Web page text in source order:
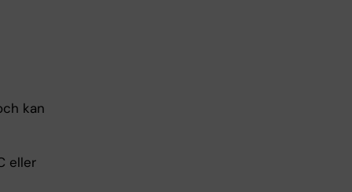
kan
eller